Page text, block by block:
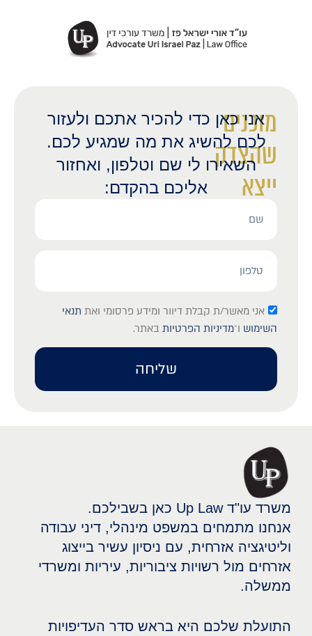
מוכנים
שהצדק
ייצא
לאור?
אני כאן כדי להכיר אתכם ולעזור
לכם להשיג את מה שמגיע לכם.
השאירו לי שם וטלפון, ואחזור
אליכם בהקדם:
אני מאשר/ת קבלת דיוור ומידע פרסומי ואת תנאי
השימוש ו־מדיניות הפרטיות באתר.
שליחה
משרד עו"ד Up Law כאן בשבילכם.
אנחנו מתמחים במשפט מינהלי, דיני עבודה
וליטיגציה אזרחית, עם ניסיון עשיר בייצוג
אזרחים מול רשויות ציבוריות, עיריות ומשרדי
ממשלה.
התועלת שלכם היא בראש סדר העדיפויות